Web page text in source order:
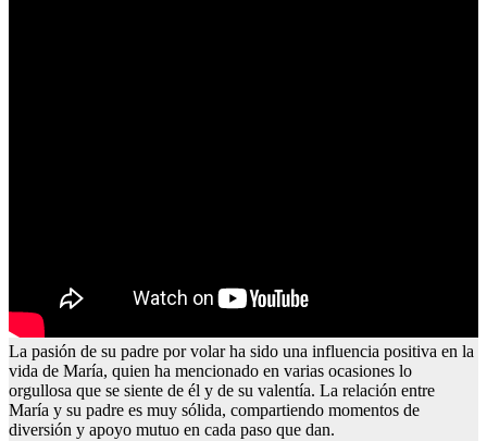
La pasión de su padre por volar ha sido una influencia positiva en la
vida de María, quien ha mencionado en varias ocasiones lo
orgullosa que se siente de él y de su valentía. La relación entre
María y su padre es muy sólida, compartiendo momentos de
diversión y apoyo mutuo en cada paso que dan.